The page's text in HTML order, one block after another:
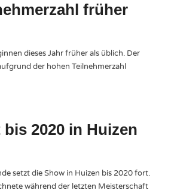
früher
dieses Jahr früher als üblich. Der
der hohen Teilnehmerzahl
2020 in Huizen
setzt die Show in Huizen bis 2020 fort.
während der letzten Meisterschaft